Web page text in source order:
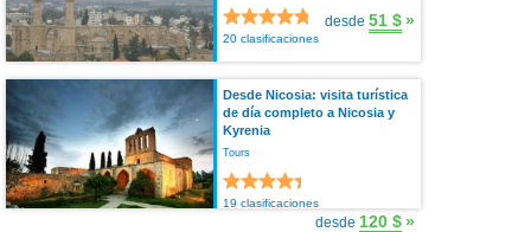
20 clasificaciones
desde 51 $»
Desde Nicosia: visita turística
de día completo a Nicosia y
Kyrenia
Tours
19 clasificaciones
desde 120 $»